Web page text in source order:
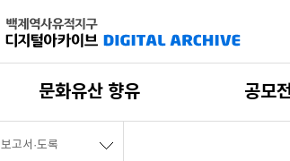
문화유산 향유 공모
보고서·도록